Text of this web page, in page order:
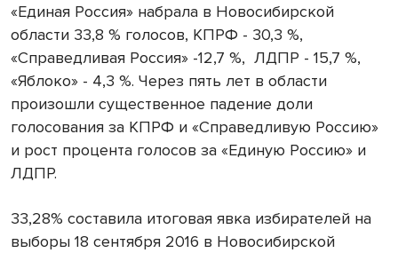
«Единая Россия» набрала в Новосибирской
области 33,8 % голосов, КПРФ - 30,3 %,
«Справедливая Россия» -12,7 %, ЛДПР - 15,7 %,
«Яблоко» - 4,3 %. Через пять лет в области
произошли существенное падение доли
голосования за КПРФ и «Справедливую Россию»
и рост процента голосов за «Единую Россию» и
ЛДПР.
33,28% составила итоговая явка избирателей на
выборы 18 сентября 2016 в Новосибирской